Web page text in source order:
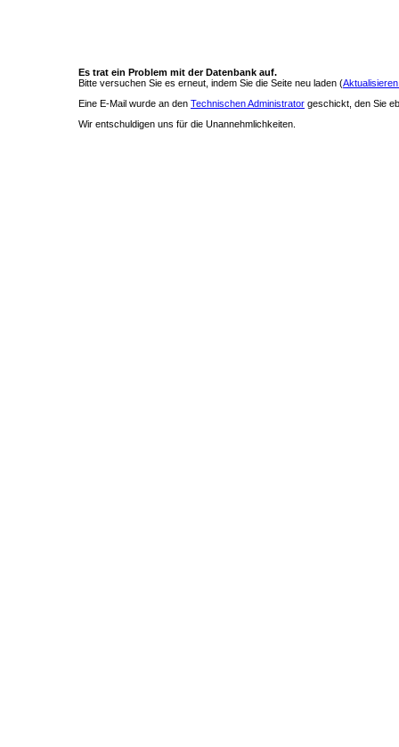
Es trat ein Problem mit der Datenbank auf.
Bitte versuchen Sie es erneut, indem Sie die Seite neu laden (
Eine E-Mail wurde an den Technischen Administrator geschickt, den Sie
Wir entschuldigen uns für die Unannehmlichkeiten.